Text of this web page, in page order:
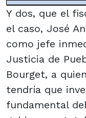
Y dos, que el
el caso, José
como jefe
Justicia de
Bourget, a
tendría que
fundamental